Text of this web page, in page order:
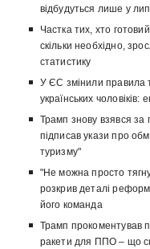
відбудуться лише у
Частка тих, хто
скільки необхідно,
статистику
У ЄС змінили правила
українських чоловіків:
Трамп знову взявся
підписав укази про
туризму"
"Не можна просто
розкрив деталі
його команда
Трамп прокоментував
ракети для ППО – що